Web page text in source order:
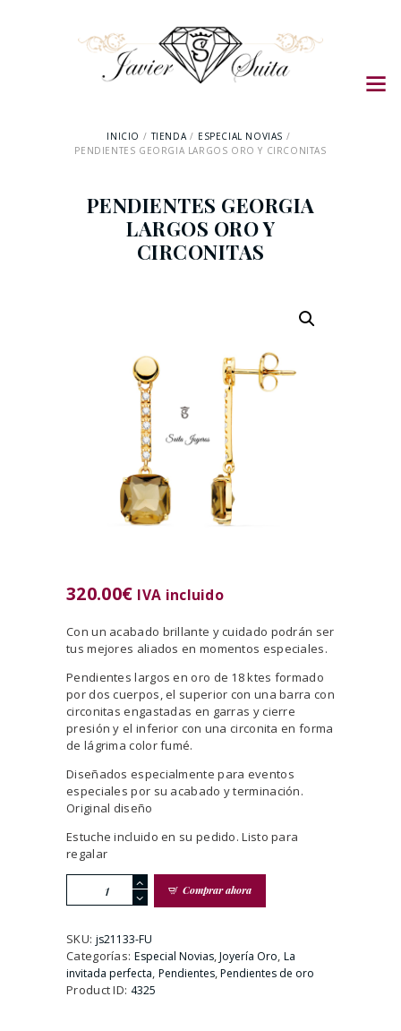
INICIO TIENDA
ESPECIAL NOVIAS
PENDIENTES GEORGIA LARGOS ORO Y CIRCONITAS
PENDIENTES GEORGIA
LARGOS ORO Y
CIRCONITAS
320.00€ IVA incluido
Con un acabado brillante y cuidado podrán ser
tus mejores aliados en momentos especiales.
Pendientes largos en oro de 18 ktes formado
por dos cuerpos, el superior con una barra con
circonitas engastadas en garras y cierre
presión y el inferior con una circonita en forma
de lágrima color fumé.
Diseñados especialmente para eventos
especiales por su acabado y terminación.
Original diseño
Estuche incluido en su pedido. Listo para
regalar
Georgia
Oro
y
Circonitas
cantidad
Comprar ahora
SKU: js21133-FU
Categorías: Especial Novias,Joyería Oro, La
invitada perfecta, Pendientes,Pendientes de oro
Product ID: 4325